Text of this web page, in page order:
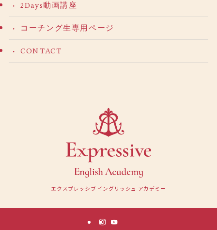
2Days動画講座
コーチング生専用ページ
CONTACT
エクスプレッシブ イングリッシュ アカデミー